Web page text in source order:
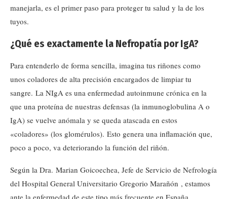
manejarla, es el primer paso para proteger tu salud y la de los
tuyos.
¿Qué es exactamente la Nefropatía por IgA?
Para entenderlo de forma sencilla, imagina tus riñones como
unos coladores de alta precisión encargados de limpiar tu
sangre. La NIgA es una enfermedad autoinmune crónica en la
que una proteína de nuestras defensas (la inmunoglobulina A o
IgA) se vuelve anómala y se queda atascada en estos
«coladores» (los glomérulos). Esto genera una inflamación que,
poco a poco, va deteriorando la función del riñón.
Según la Dra. Marian Goicoechea, Jefe de Servicio de Nefrología
del Hospital General Universitario Gregorio Marañón , estamos
ante la enfermedad de este tipo más frecuente en España,